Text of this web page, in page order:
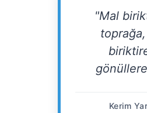
"Mal
Kerim